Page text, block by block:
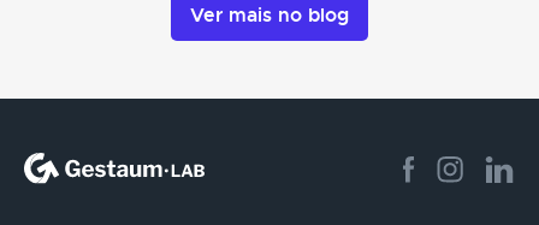
Ver mais no blog